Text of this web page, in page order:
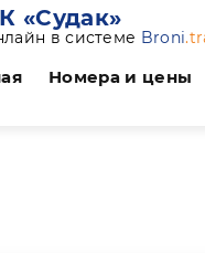
«Судак»
в системе Broni
Номера и цены